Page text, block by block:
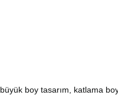
büyük boy tasarım, katlama